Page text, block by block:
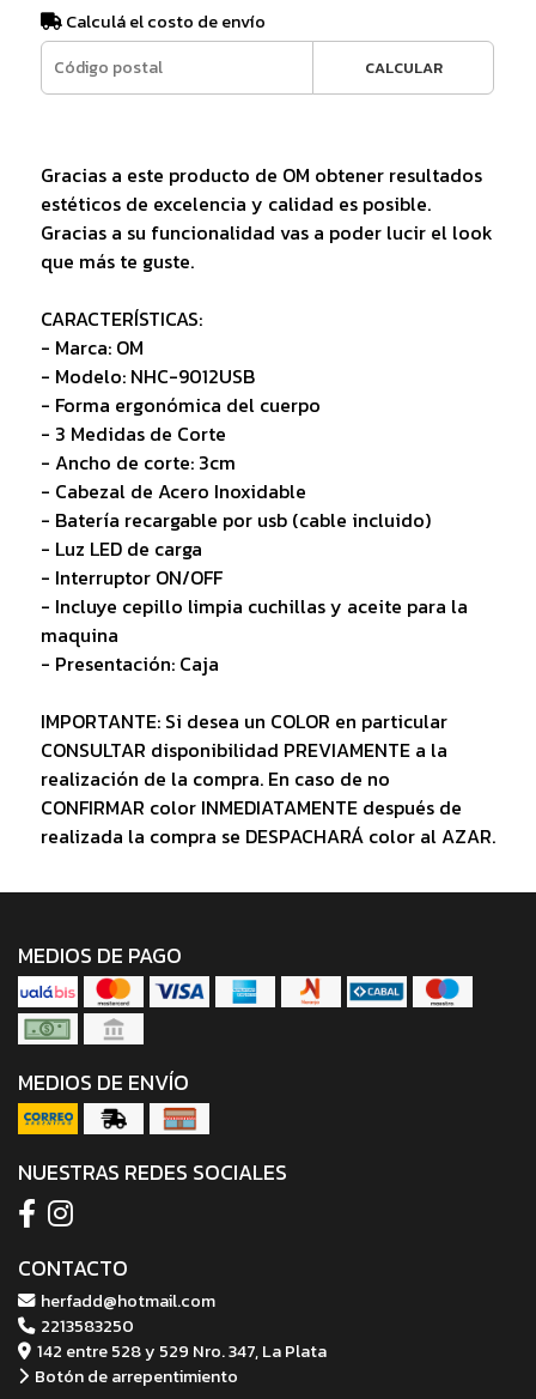
Calculá el costo de envío
CALCULAR
Gracias a este producto de OM obtener resultados
estéticos de excelencia y calidad es posible.
Gracias a su funcionalidad vas a poder lucir el look
que más te guste.
CARACTERÍSTICAS:
- Marca: OM
- Modelo: NHC-9012USB
- Forma ergonómica del cuerpo
- 3 Medidas de Corte
- Ancho de corte: 3cm
- Cabezal de Acero Inoxidable
- Batería recargable por usb (cable incluido)
- Luz LED de carga
- Interruptor ON/OFF
- Incluye cepillo limpia cuchillas y aceite para la
maquina
- Presentación: Caja
IMPORTANTE: Si desea un COLOR en particular
CONSULTAR disponibilidad PREVIAMENTE a la
realización de la compra. En caso de no
CONFIRMAR color INMEDIATAMENTE después de
realizada la compra se DESPACHARÁ color al AZAR.
MEDIOS DE PAGO
MEDIOS DE ENVÍO
NUESTRAS REDES SOCIALES
CONTACTO
herfadd@hotmail.com
2213583250
142 entre 528 y 529 Nro. 347, La Plata
Botón de arrepentimiento